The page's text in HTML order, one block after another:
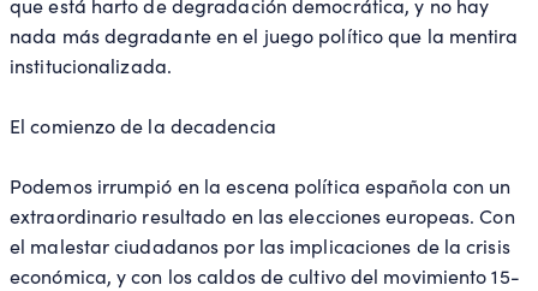
que está harto de degradación democrática, y no hay
nada más degradante en el juego político que la mentira
institucionalizada.
El comienzo de la decadencia
Podemos irrumpió en la escena política española con un
extraordinario resultado en las elecciones europeas. Con
el malestar ciudadanos por las implicaciones de la crisis
económica, y con los caldos de cultivo del movimiento 15-